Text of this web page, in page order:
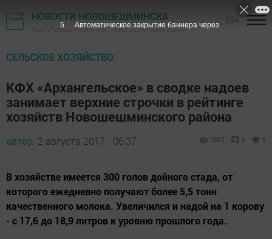
НОВОСТИ НОВОШЕШМИНСКА
Газета "Шешминская новь" - Новошешминский район
СЕЛЬСКОЕ ХОЗЯЙСТВО
КФХ «Архангельское» в сводке надоев
занимает верхние строчки в рейтинге
хозяйств Новошешминского района
автор, 2 августа 2017 - 06:37 1095 0 0
В хозяйстве имеется 300 голов дойного стада, от
которого ежедневно получают более 5,5 тонн
качественного молока. Увеличился и надой на 1 корову
- с 17,6 до 18,9 литров к уровню прошлого года.
4 Автоматическое закрытие баннера через